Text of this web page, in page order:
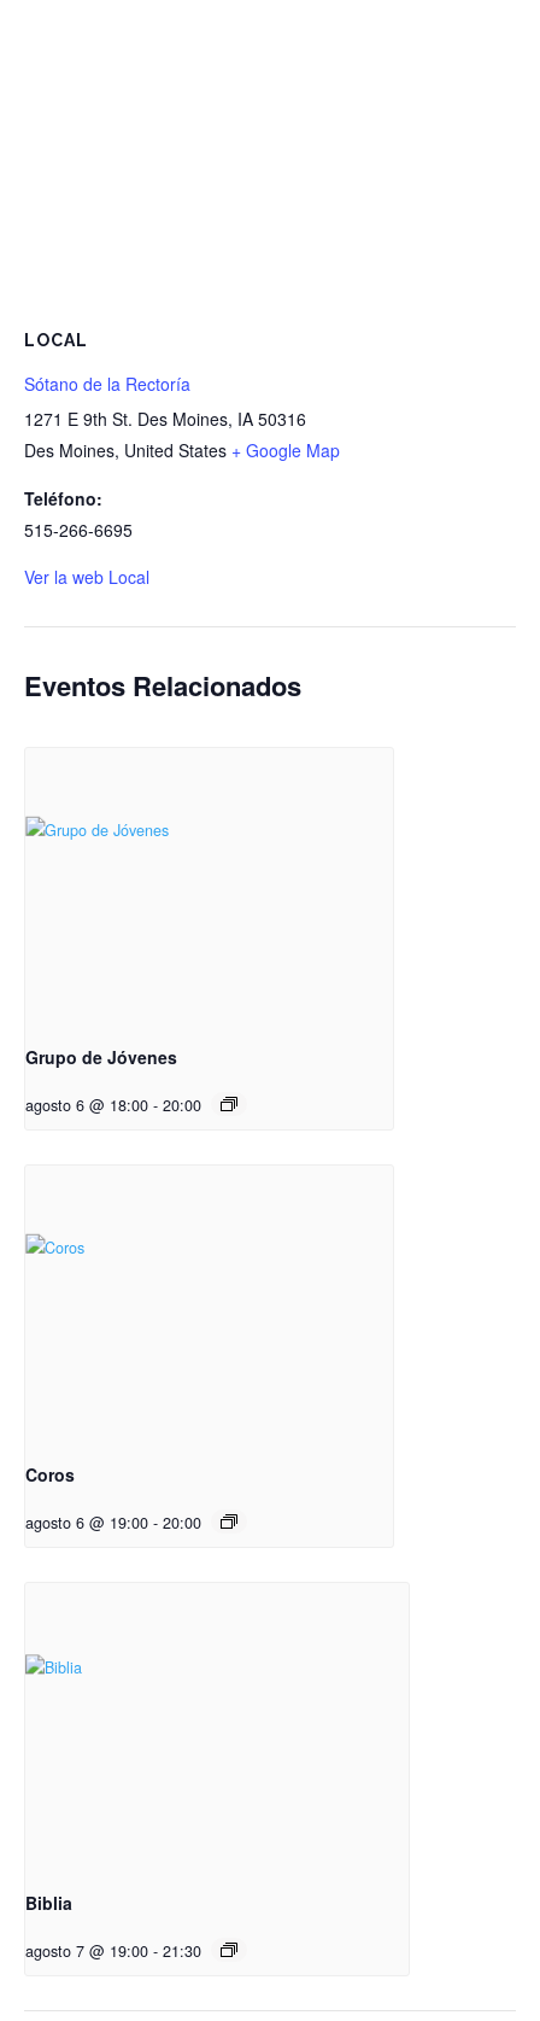
LOCAL
Sótano de la Rectoría
1271 E 9th St. Des Moines, IA 50316
Des Moines, United States + Google Map
Teléfono:
515-266-6695
Ver la web Local
Eventos Relacionados
Grupo de Jóvenes
agosto 6 @ 18:00 - 20:00
Coros
agosto 6 @ 19:00 - 20:00
Biblia
agosto 7 @ 19:00 - 21:30